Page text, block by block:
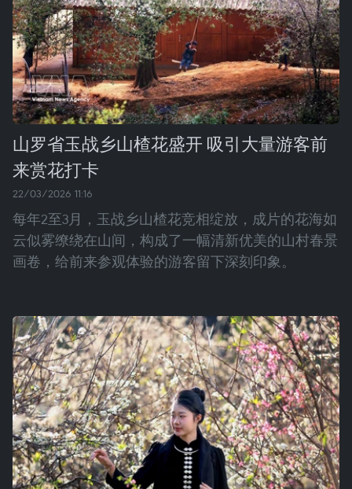
山罗省玉战乡山楂花盛开 吸引大量游客前
来赏花打卡
22/03/2026 11:16
每年2至3月，玉战乡山楂花竞相绽放，成片的花海如
云似雾缭绕在山间，构成了一幅清新优美的山村春景
画卷，给前来参观体验的游客留下深刻印象。